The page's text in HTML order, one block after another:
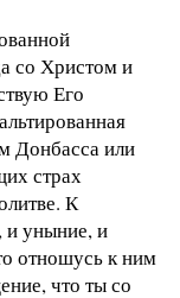
со Христом и
Его
Донбасса или
страх
К
и уныние, и
отношусь к ним
что ты со